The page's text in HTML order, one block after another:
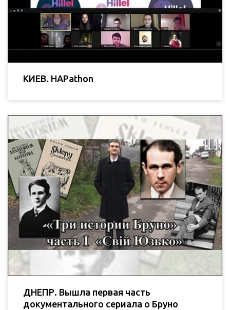
КИЕВ. HAPathon
ДНЕПР. Вышла первая часть
документального сериала о Бруно